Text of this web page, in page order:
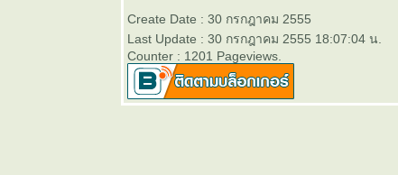
Create Date : 30 กรกฎาคม 2555
Last Update : 30 กรกฎาคม 2555 18:07:04 น.
Counter : 1201 Pageviews.